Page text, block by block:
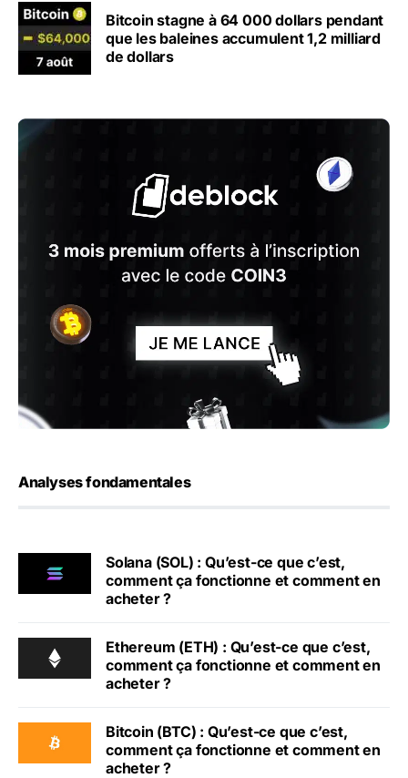
Bitcoin stagne à 64 000 dollars pendant
que les baleines accumulent 1,2 milliard
de dollars
Analyses fondamentales
Solana (SOL) : Qu’est-ce que c’est,
comment ça fonctionne et comment en
acheter ?
Ethereum (ETH) : Qu’est-ce que c’est,
comment ça fonctionne et comment en
acheter ?
Bitcoin (BTC) : Qu’est-ce que c’est,
comment ça fonctionne et comment en
acheter ?